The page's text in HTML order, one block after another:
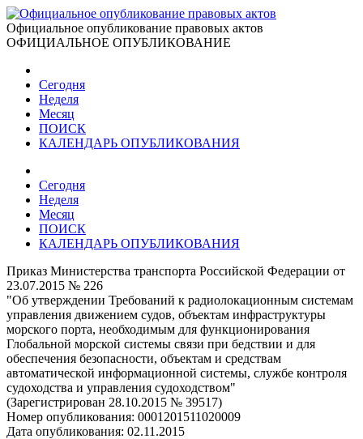
Официальное опубликование правовых актов
ОФИЦИАЛЬНОЕ ОПУБЛИКОВАНИЕ
Сегодня
Неделя
Месяц
ПОИСК
КАЛЕНДАРЬ ОПУБЛИКОВАНИЯ
Сегодня
Неделя
Месяц
ПОИСК
КАЛЕНДАРЬ ОПУБЛИКОВАНИЯ
Приказ Министерства транспорта Российской Федерации от
23.07.2015 № 226
"Об утверждении Требований к радиолокационным системам
управления движением судов, объектам инфраструктуры
морского порта, необходимым для функционирования
Глобальной морской системы связи при бедствии и для
обеспечения безопасности, объектам и средствам
автоматической информационной системы, службе контроля
судоходства и управления судоходством"
(Зарегистрирован 28.10.2015 № 39517)
Номер опубликования: 0001201511020009
Дата опубликования: 02.11.2015